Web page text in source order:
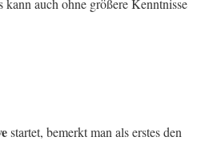
kann auch ohne größere Kenntnisse
startet, bemerkt man als erstes den